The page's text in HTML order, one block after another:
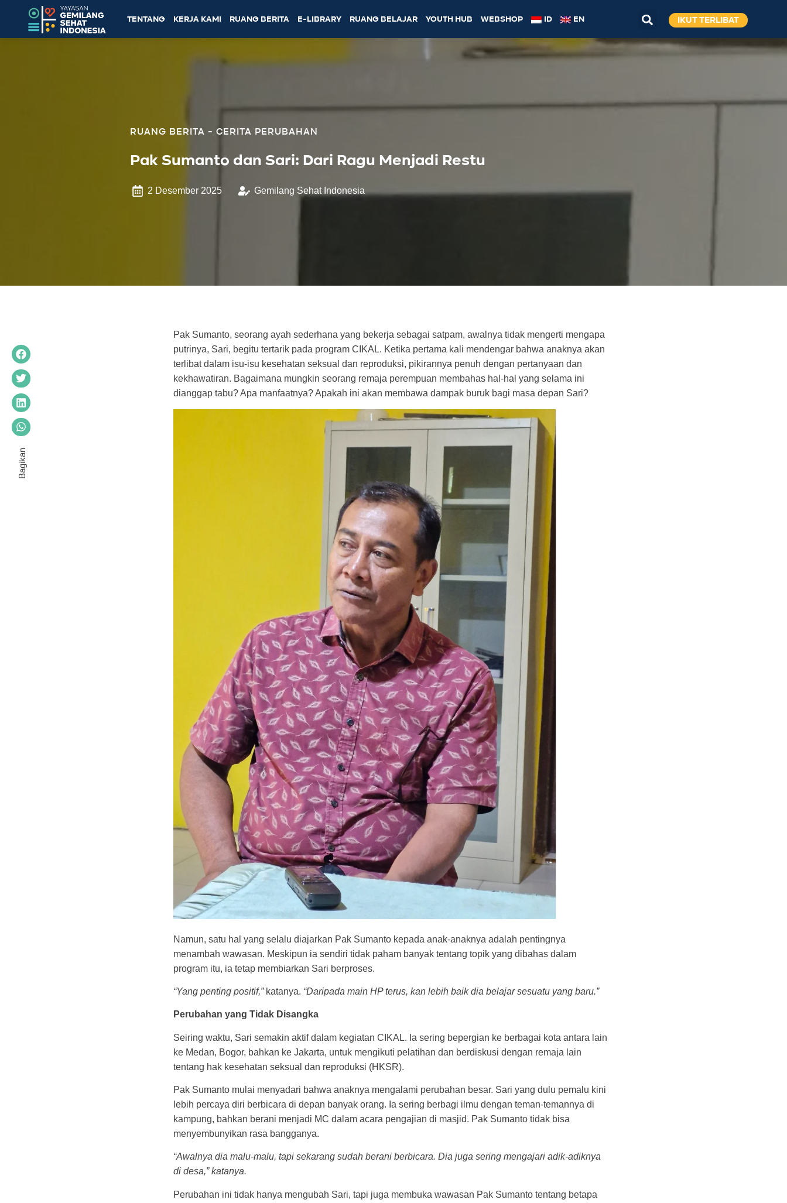
TENTANG KERJA KAMI RUANG BERITA E-LIBRARY RUANG BELAJAR YOUTH HUB WEBSHOP ID EN IKUT TERLIBAT
CERITA PERUBAHAN
Pak Sumanto dan Sari: Dari Ragu Menjadi Restu
2 Desember 2025 Gemilang Sehat Indonesia
Pak Sumanto, seorang ayah sederhana yang bekerja sebagai satpam, awalnya tidak mengerti mengapa
putrinya, Sari, begitu tertarik pada program CIKAL. Ketika pertama kali mendengar bahwa anaknya akan
terlibat dalam isu-isu kesehatan seksual dan reproduksi, pikirannya penuh dengan pertanyaan dan
kekhawatiran. Bagaimana mungkin seorang remaja perempuan membahas hal-hal yang selama ini
dianggap tabu? Apa manfaatnya? Apakah ini akan membawa dampak buruk bagi masa depan Sari?
Namun, satu hal yang selalu diajarkan Pak Sumanto kepada anak-anaknya adalah pentingnya
menambah wawasan. Meskipun ia sendiri tidak paham banyak tentang topik yang dibahas dalam
program itu, ia tetap membiarkan Sari berproses.
“Yang penting positif,” katanya. “Daripada main HP terus, kan lebih baik dia belajar sesuatu yang baru.”
Perubahan yang Tidak Disangka
Seiring waktu, Sari semakin aktif dalam kegiatan CIKAL. Ia sering bepergian ke berbagai kota antara lain
ke Medan, Bogor, bahkan ke Jakarta, untuk mengikuti pelatihan dan berdiskusi dengan remaja lain
tentang hak kesehatan seksual dan reproduksi (HKSR).
Pak Sumanto mulai menyadari bahwa anaknya mengalami perubahan besar. Sari yang dulu pemalu kini
lebih percaya diri berbicara di depan banyak orang. Ia sering berbagi ilmu dengan teman-temannya di
kampung, bahkan berani menjadi MC dalam acara pengajian di masjid. Pak Sumanto tidak bisa
menyembunyikan rasa bangganya.
“Awalnya dia malu-malu, tapi sekarang sudah berani berbicara. Dia juga sering mengajari adik-adiknya
di desa,” katanya.
Perubahan ini tidak hanya mengubah Sari, tapi juga membuka wawasan Pak Sumanto tentang betapa